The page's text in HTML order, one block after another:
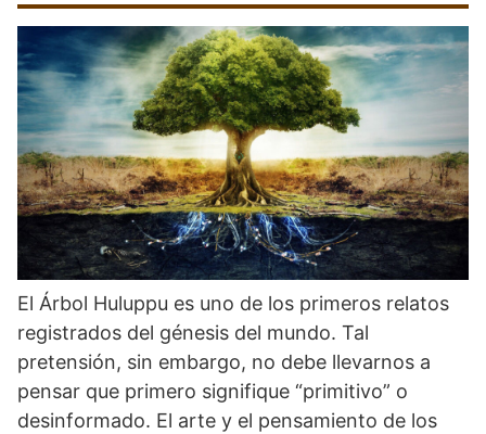
El Árbol Huluppu es uno de los primeros relatos
registrados del génesis del mundo. Tal
pretensión, sin embargo, no debe llevarnos a
pensar que primero signifique “primitivo” o
desinformado. El arte y el pensamiento de los